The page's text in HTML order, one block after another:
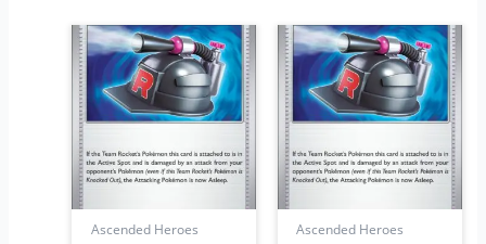
Ascended Heroes Ascended Heroes